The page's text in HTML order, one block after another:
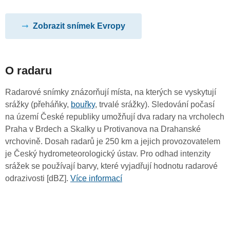
Zobrazit snímek Evropy
O radaru
Radarové snímky znázorňují místa, na kterých se vyskytují
srážky (přeháňky, bouřky, trvalé srážky). Sledování počasí
na území České republiky umožňují dva radary na vrcholech
Praha v Brdech a Skalky u Protivanova na Drahanské
vrchovině. Dosah radarů je 250 km a jejich provozovatelem
je Český hydrometeorologický ústav. Pro odhad intenzity
srážek se používají barvy, které vyjadřují hodnotu radarové
odrazivosti [dBZ]. Více informací